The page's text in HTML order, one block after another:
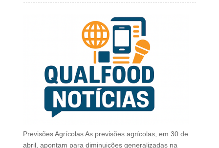
Previsões Agrícolas As previsões agrícolas, em 30 de
abril, apontam para diminuições generalizadas na